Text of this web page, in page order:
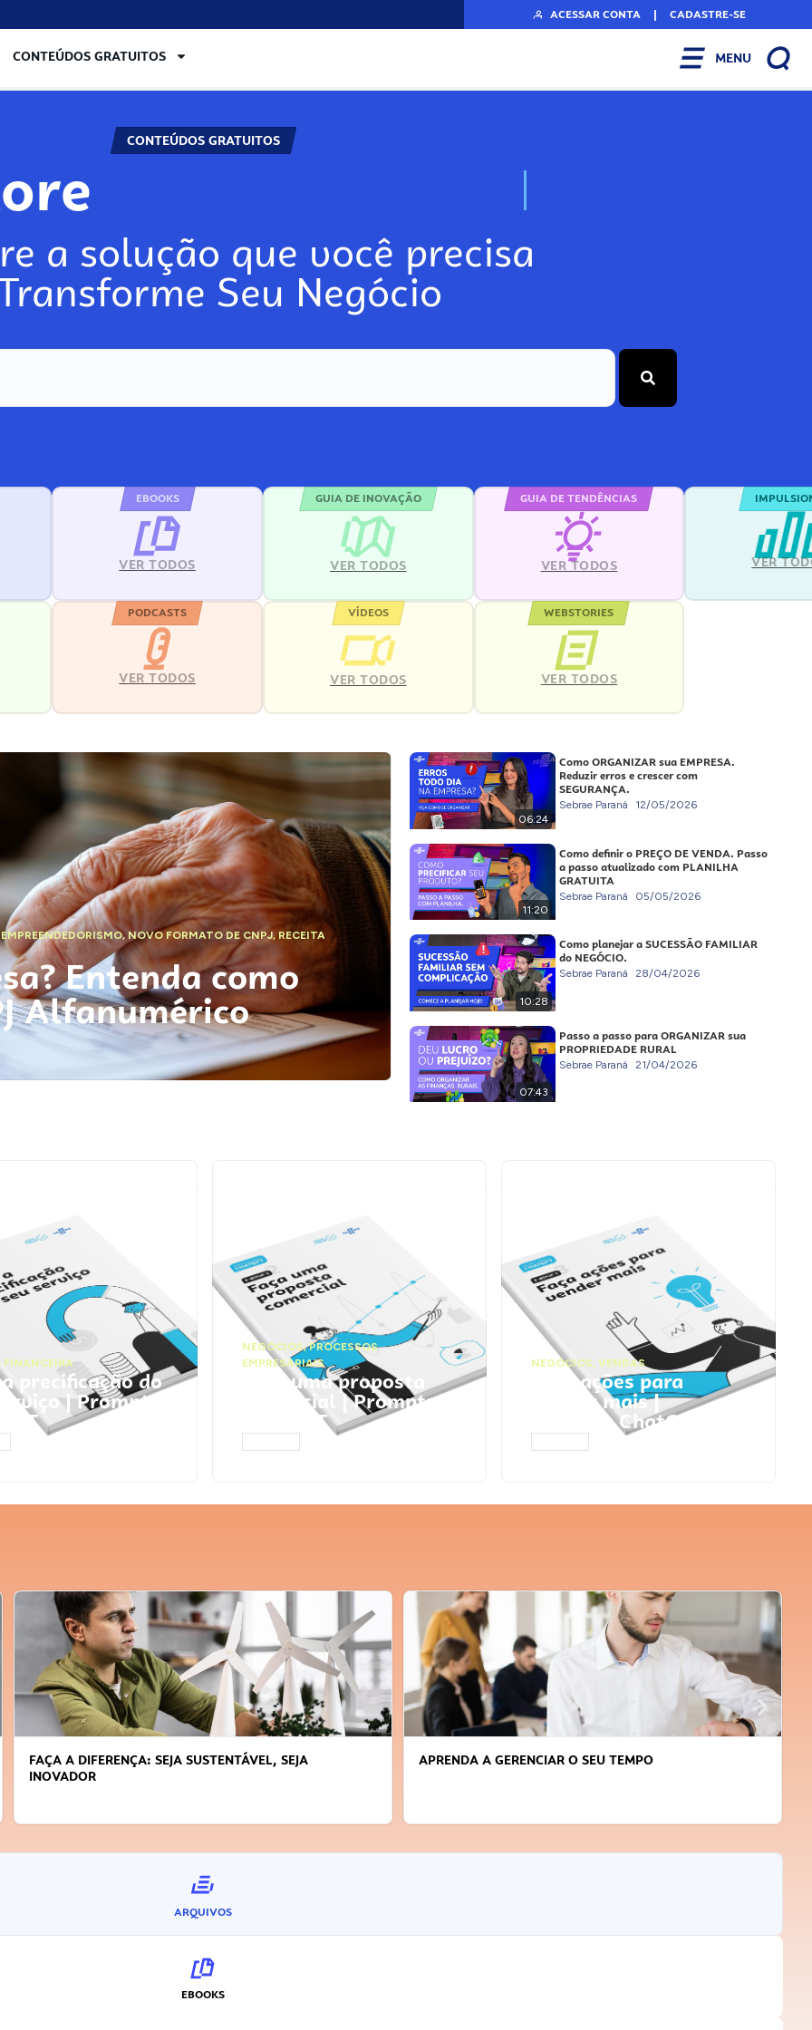
ACESSAR CONTA | CADASTRE-SE
CONTEÚDOS GRATUITOS MENU
CONTEÚDOS GRATUITOS
N
a solução que você precisa
Seu Negócio
EBOOKS
VER TODOS
GUIA DE INOVAÇÃO
VER TODOS
GUIA DE TENDÊNCIAS
VER TODOS VER
PODCASTS
VER TODOS
VÍDEOS
VER TODOS
WEBSTORIES
VER TODOS
EMPREENDEDORISMO,NOVO FORMATO DE CNPJ,RECEITA
Entenda como
Alfanumérico
06:24
Como ORGANIZAR sua EMPRESA.
Reduzir erros e crescer com
SEGURANÇA.
Sebrae Paraná 12/05/2026
11:20
Como definir o PREÇO DE VENDA. Passo
a passo atualizado com PLANILHA
GRATUITA
Sebrae Paraná 05/05/2026
10:28
Como planejar a SUCESSÃO FAMILIAR
do NEGÓCIO.
Sebrae Paraná 28/04/2026
07:43
Passo a passo para ORGANIZAR sua
PROPRIEDADE RURAL
Sebrae Paraná 21/04/2026
FINANCEIRA
precificação do
| Prompts
NEGÓCIOS,PROCESSOS
EMPRESARIAIS
Faça uma proposta
comercial | Prompts
ChatGPT
NEGÓCIOS, VENDAS
Faça ações para
vender mais |
Prompts ChatGPT
FAÇA A DIFERENÇA: SEJA SUSTENTÁVEL, SEJA
INOVADOR
APRENDA A GERENCIAR O SEU TEMPO
ARQUIVOS
EBOOKS